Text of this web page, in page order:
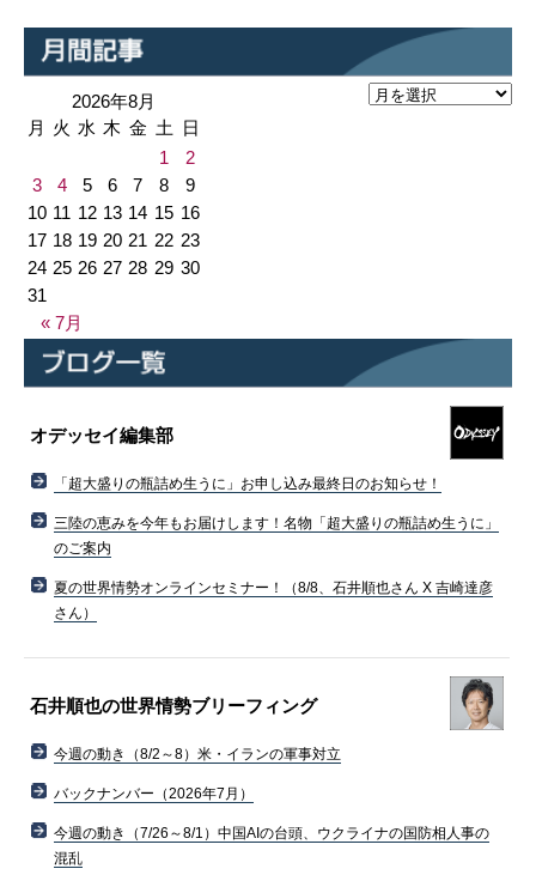
2026年8月
月 火 水 木 金 土 日
« 7月
1
2
3
4 5 6 7 8
9
10 11 12 13 14 15 16
17 18 19 20 21 22 23
24 25 26 27 28 29 30
31
オデッセイ編集部
「超大盛りの瓶詰め生うに」お申し込み最終日のお知らせ！
三陸の恵みを今年もお届けします！名物「超大盛りの瓶詰め生うに」
のご案内
夏の世界情勢オンラインセミナー！（8/8、石井順也さん X 吉崎達彦
さん）
石井順也の世界情勢ブリーフィング
今週の動き（8/2～8）米・イランの軍事対立
バックナンバー（2026年7月）
今週の動き（7/26～8/1）中国AIの台頭、ウクライナの国防相人事の
混乱